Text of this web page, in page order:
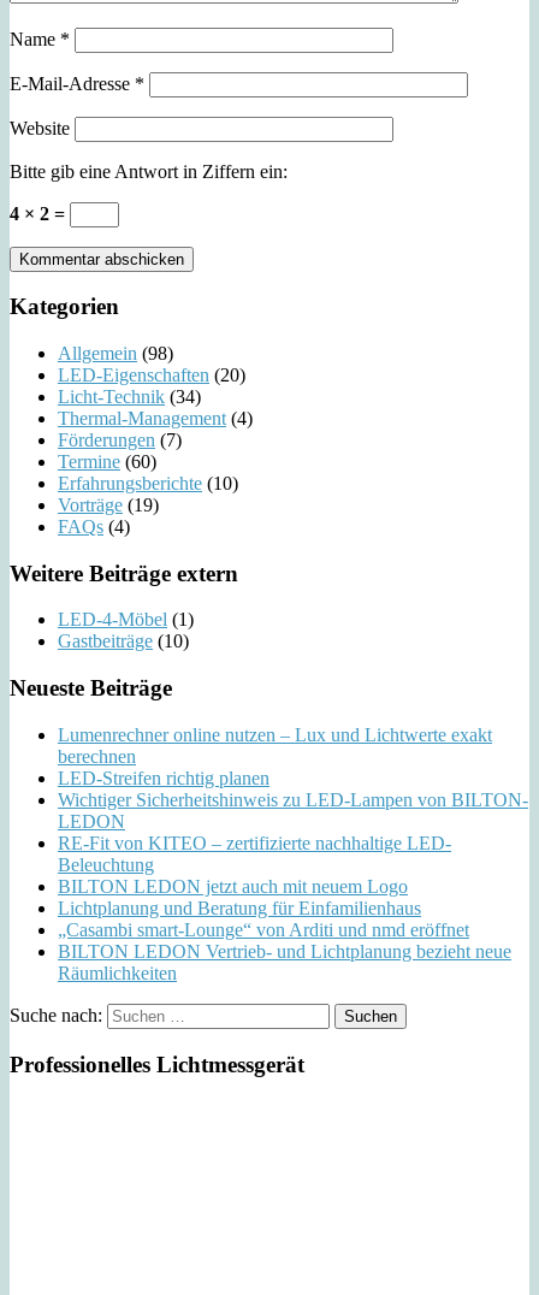
Name *
E-Mail-Adresse *
Website
Bitte gib eine Antwort in Ziffern ein:
4 × 2 =
Kategorien
Allgemein (98)
LED-Eigenschaften (20)
Licht-Technik (34)
Thermal-Management (4)
Förderungen (7)
Termine (60)
Erfahrungsberichte (10)
Vorträge (19)
FAQs (4)
Weitere Beiträge extern
LED-4-Möbel (1)
Gastbeiträge (10)
Neueste Beiträge
Lumenrechner online nutzen – Lux und Lichtwerte exakt
berechnen
LED-Streifen richtig planen
Wichtiger Sicherheitshinweis zu LED-Lampen von BILTON-
LEDON
RE-Fit von KITEO – zertifizierte nachhaltige LED-
Beleuchtung
BILTON LEDON jetzt auch mit neuem Logo
Lichtplanung und Beratung für Einfamilienhaus
„Casambi smart-Lounge“ von Arditi und nmd eröffnet
BILTON LEDON Vertrieb- und Lichtplanung bezieht neue
Räumlichkeiten
Suche nach:
Professionelles Lichtmessgerät